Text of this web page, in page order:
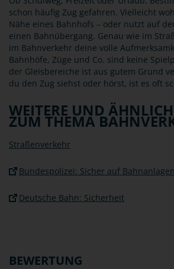
schon häufig Zug gefahren. Vielleicht
Nähe eines Bahnhofs – oder nutzt auf
einen Bahnübergang. Genau wie im
im Bahnverkehr deine volle
Bahnhöfe, Züge und Co. sind keine
der Gleisbereiche ist aus gutem Grund
du den Zug siehst oder hörst, ist es oft
WEITERE UND
ZUM THEMA
Straßenverkehr
Bundespolizei: Sicher auf Bahnanlagen
Deutsche Bahn: Sicherheit
BEWERTUNG